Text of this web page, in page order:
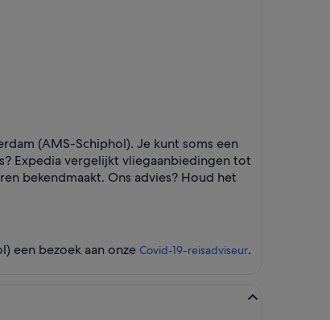
(AMS-Schiphol). Je kunt soms een
Expedia vergelijkt vliegaanbiedingen tot
bekendmaakt. Ons advies? Houd het
een bezoek aan onze Covid-19-reisadviseur.